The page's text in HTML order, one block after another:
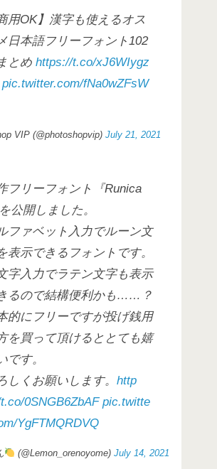
用OK】漢字も使えるオス
日本語フリーフォント102
とめ https://t.co/xJ6WIygz
pic.twitter.com/fNa0wZFsW
VIP (@photoshopvip) July 21, 2021
フリーフォント『Runica
公開しました。
ファベット入力でルーン文
表示できるフォントです。
字入力でラテン文字も表示
るので結構便利かも……？
的にフリーですが投げ銭用
を買って頂けるととても嬉
です。
しくお願いします。 http
0SNGB6ZbAF pic.twitte
YgFTMQRDVQ
(@Lemon_orenoyome) July 14, 2021